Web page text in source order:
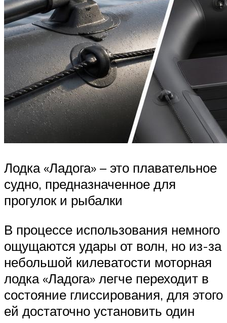
Лодка «Ладога» – это плавательное
судно, предназначенное для
прогулок и рыбалки
В процессе использования немного
ощущаются удары от волн, но из-за
небольшой килеватости моторная
лодка «Ладога» легче переходит в
состояние глиссирования, для этого
ей достаточно установить один